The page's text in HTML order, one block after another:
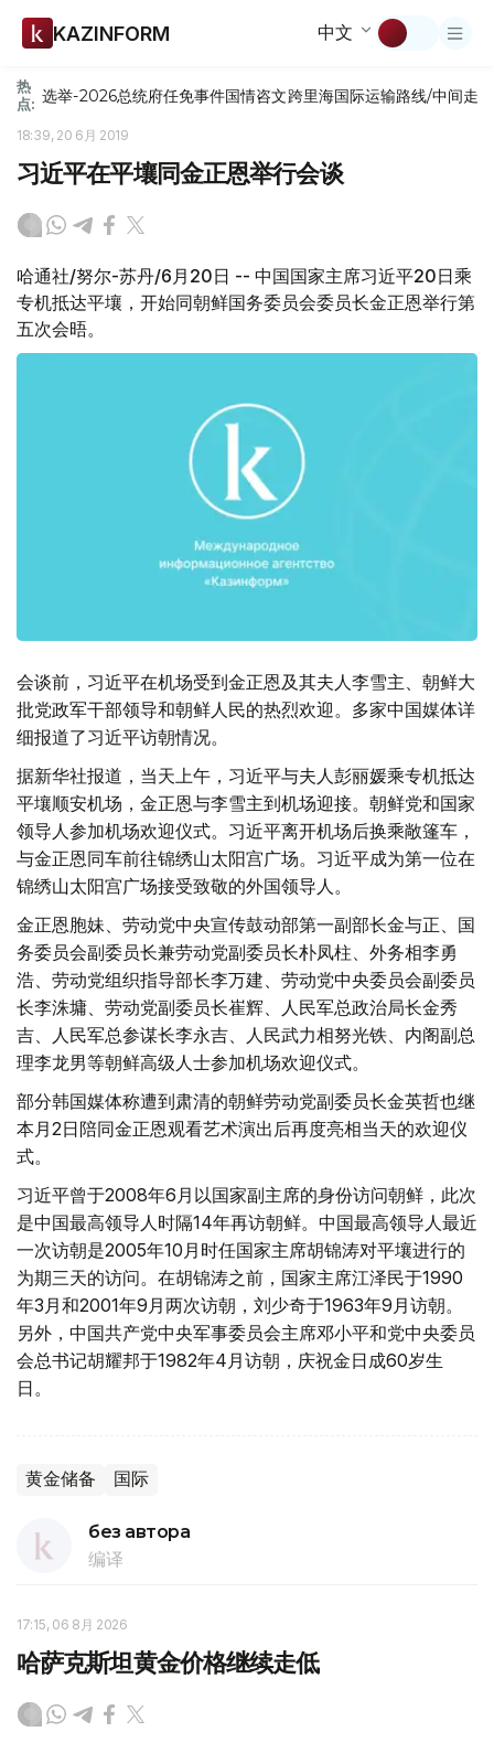
KAZINFORM 中文
热
点: 选举-2026总统府任免事件国情咨文跨里海国际运输路线/中间走廊
18:39, 20 6月 2019
习近平在平壤同金正恩举行会谈
哈通社/努尔-苏丹/6月20日 -- 中国国家主席习近平20日乘
专机抵达平壤，开始同朝鲜国务委员会委员长金正恩举行第
五次会晤。
会谈前，习近平在机场受到金正恩及其夫人李雪主、朝鲜大
批党政军干部领导和朝鲜人民的热烈欢迎。多家中国媒体详
细报道了习近平访朝情况。
据新华社报道，当天上午，习近平与夫人彭丽媛乘专机抵达
平壤顺安机场，金正恩与李雪主到机场迎接。朝鲜党和国家
领导人参加机场欢迎仪式。习近平离开机场后换乘敞篷车，
与金正恩同车前往锦绣山太阳宫广场。习近平成为第一位在
锦绣山太阳宫广场接受致敬的外国领导人。
金正恩胞妹、劳动党中央宣传鼓动部第一副部长金与正、国
务委员会副委员长兼劳动党副委员长朴凤柱、外务相李勇
浩、劳动党组织指导部长李万建、劳动党中央委员会副委员
长李洙墉、劳动党副委员长崔辉、人民军总政治局长金秀
吉、人民军总参谋长李永吉、人民武力相努光铁、内阁副总
理李龙男等朝鲜高级人士参加机场欢迎仪式。
部分韩国媒体称遭到肃清的朝鲜劳动党副委员长金英哲也继
本月2日陪同金正恩观看艺术演出后再度亮相当天的欢迎仪
式。
习近平曾于2008年6月以国家副主席的身份访问朝鲜，此次
是中国最高领导人时隔14年再访朝鲜。中国最高领导人最近
一次访朝是2005年10月时任国家主席胡锦涛对平壤进行的
为期三天的访问。在胡锦涛之前，国家主席江泽民于1990
年3月和2001年9月两次访朝，刘少奇于1963年9月访朝。
另外，中国共产党中央军事委员会主席邓小平和党中央委员
会总书记胡耀邦于1982年4月访朝，庆祝金日成60岁生
日。
黄金储备 国际
без автора
编译
17:15, 06 8月 2026
哈萨克斯坦黄金价格继续走低